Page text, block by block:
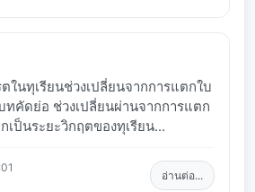
ในทุเรียนช่วงเปลี่ยนจากการแตกใบ
ทคัดย่อ ช่วงเปลี่ยนผ่านจากการแตก
เป็นระยะวิกฤตของทุเรียน...
อ่านต่อ...